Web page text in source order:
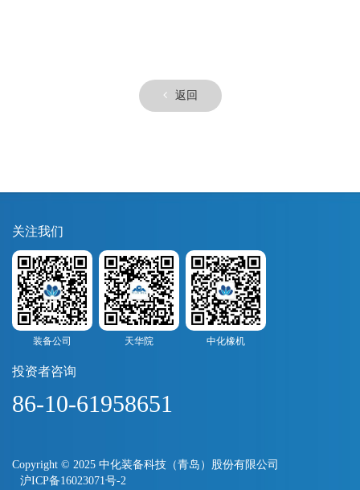
返回
关注我们
装备公司 天华院 中化橡机
投资者咨询
86-10-61958651
Copyright © 2025 中化装备科技（青岛）股份有限公司
沪ICP备16023071号-2